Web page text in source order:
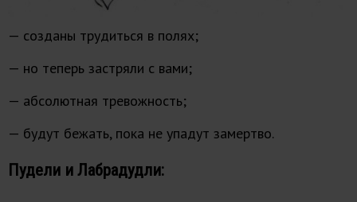
— созданы трудиться в полях;
— но теперь застряли с вами;
— абсолютная тревожность;
— будут бежать, пока не упадут замертво.
Пудели и Лабрадудли: